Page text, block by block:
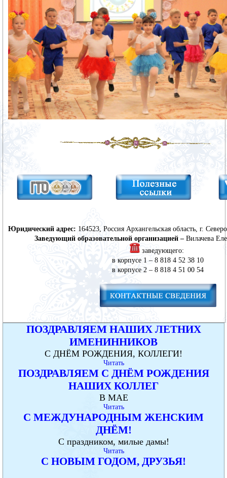
ПОЗДРАВЛЯЕМ НАШИХ ЛЕТНИХ
ИМЕНИННИКОВ
С ДНЁМ РОЖДЕНИЯ, КОЛЛЕГИ!
Читать
ПОЗДРАВЛЯЕМ С ДНЁМ РОЖДЕНИЯ
НАШИХ КОЛЛЕГ
В МАЕ
Читать
С МЕЖДУНАРОДНЫМ ЖЕНСКИМ
ДНЁМ!
С праздником, милые дамы!
Читать
С НОВЫМ ГОДОМ, ДРУЗЬЯ!
Юридический адрес: 164523, Россия Архангельская область, г.
Заведующий образовательной организацией –
заведующего:
в корпусе 1 – 8 818 4 52 38 10
в корпусе 2 – 8 818 4 51 00 54